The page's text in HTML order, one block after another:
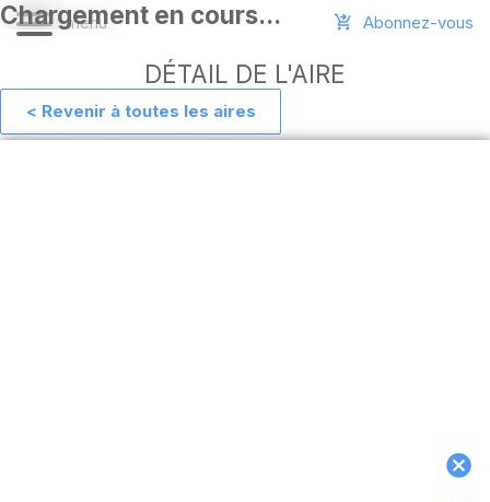
Aide
Abonnez-vous
DÉTAIL DE L'AIRE
< Revenir à toutes les aires